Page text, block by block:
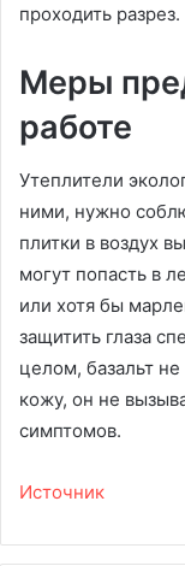
проходить разрез.
Меры
работе
Утеплители
ними, нужно
плитки в воздух
могут попасть в
или хотя бы
защитить глаза
целом, базальт
кожу, он не
симптомов.
Источник